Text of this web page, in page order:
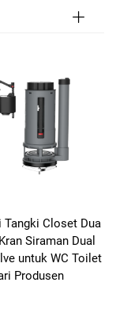
Closet Dua
Siraman Dual
untuk WC Toilet
Produsen